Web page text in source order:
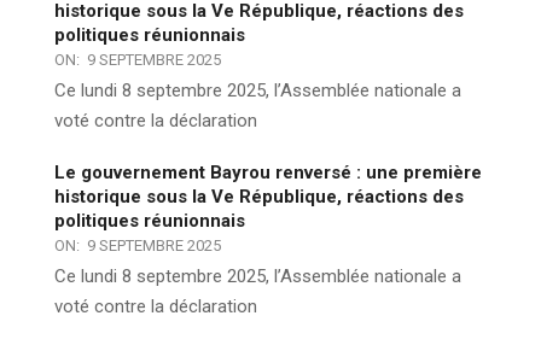
historique sous la Ve République, réactions des
politiques réunionnais
ON: 9 SEPTEMBRE 2025
Ce lundi 8 septembre 2025, l’Assemblée nationale a
voté contre la déclaration
Le gouvernement Bayrou renversé : une première
historique sous la Ve République, réactions des
politiques réunionnais
ON: 9 SEPTEMBRE 2025
Ce lundi 8 septembre 2025, l’Assemblée nationale a
voté contre la déclaration